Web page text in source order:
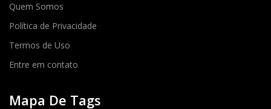
Quem Somos
Política de Privacidade
Termos de Uso
Entre em contato
Mapa De Tags